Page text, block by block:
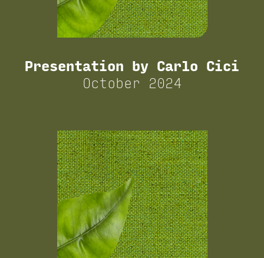
Presentation by Carlo Cici
October 2024